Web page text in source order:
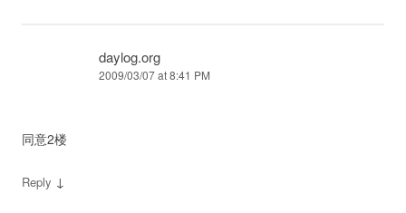
daylog.org
2009/03/07 at 8:41 PM
同意2楼
Reply ↓